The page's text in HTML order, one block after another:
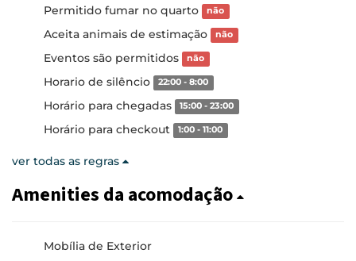
Permitido fumar no quarto não
Aceita animais de estimação não
Eventos são permitidos não
Horario de silêncio 22:00 - 8:00
Horário para chegadas 15:00 - 23:00
Horário para checkout 1:00 - 11:00
ver todas as regras
Amenities da acomodação
Mobília de Exterior